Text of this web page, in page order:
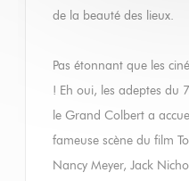
de la beauté des lieux.
Pas étonnant que les
! Eh oui, les adeptes du
le Grand Colbert a
fameuse scène du film
Nancy Meyer, Jack